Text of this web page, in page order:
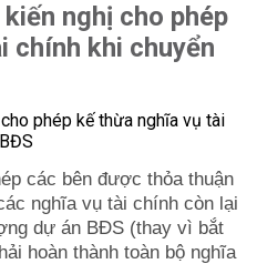
nghị cho phép
chính khi chuyển
các bên được thỏa thuận
nghĩa vụ tài chính còn lại
dự án BĐS (thay vì bắt
hoàn thành toàn bộ nghĩa